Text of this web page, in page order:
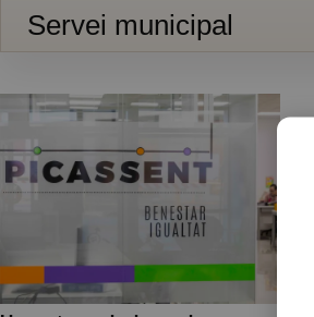
Servei municipal